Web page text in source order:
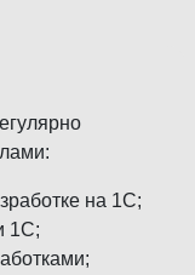
на 1С;
1С;